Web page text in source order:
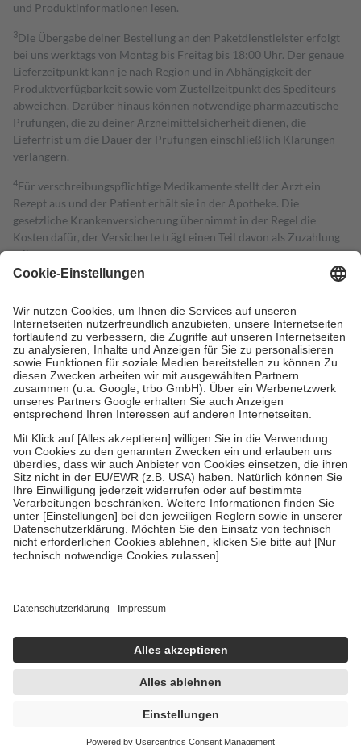
und Produktinformationen lesen.
3Die Übergabe deiner Bestellung an den Paketdienstleister erfolgt
bei uns werktags von Montag bis Freitag bis 18:00 Uhr. Der genaue
Lieferzeitpunkt kann je nach Region und in Abhängigkeit der
Produktverfügbarkeit sowie vom Zustellzeitpunkt des Spediteurs
abweichen. Darüber hinaus können notwendige pharmazeutische
Prüfungen, die zu deiner Arzneimittelsicherheit dienen, die
Lieferfrist um die Dauer der Prüfungen einschließlich Klärungen
verlängern.
4Für verschreibungspflichtige Medikamente stellt der Arzt ein
Rezept aus und der Patient erhält sie in der Apotheke. Die
gesetzliche Krankenversicherung übernimmt in der Regel die
Kosten dafür, der Versicherte trägt einen Teil davon als Zuzahlung
mit.
Grundsätzlich leisten Mitglieder Zuzahlungen in Höhe von zehn
höchstens zehn Euro.
Es sind jedoch nie mehr als die tatsächlichen
Kosten der Leistung zu entrichten.
Diese Regeln gelten grundsätzlich auch für Online-Apotheken.
Bei Heilmitteln und häuslicher Krankenpflege beträgt die
Zuzahlung zehn Prozent der Kosten sowie zehn Euro je
Verordnung.
Um das Engagement der Versicherten für ihre eigene Gesundheit zu
stärken und die besondere Stellung der Familie zu unterstützen,
fallenkeine Zuzahlungenan bei:
• Kindern und Jugendlichen bis zum vollendeten 18. Lebensjahr
mit Ausnahme der Fahrkosten
• Untersuchungen zur Vorsorge und Früherkennung, die von der
GKV getragen werden
• empfohlenen Schutzimpfungen
• Harn- und Blutteststreifen
getroffen, um sicherzustellen, dass es sich um echte Bewertungen
https://help.etrusted.com/hc/de/articles/4419944605341
Einige Bilder und Inhalte wurden unter Zuhilfenahme künstlicher